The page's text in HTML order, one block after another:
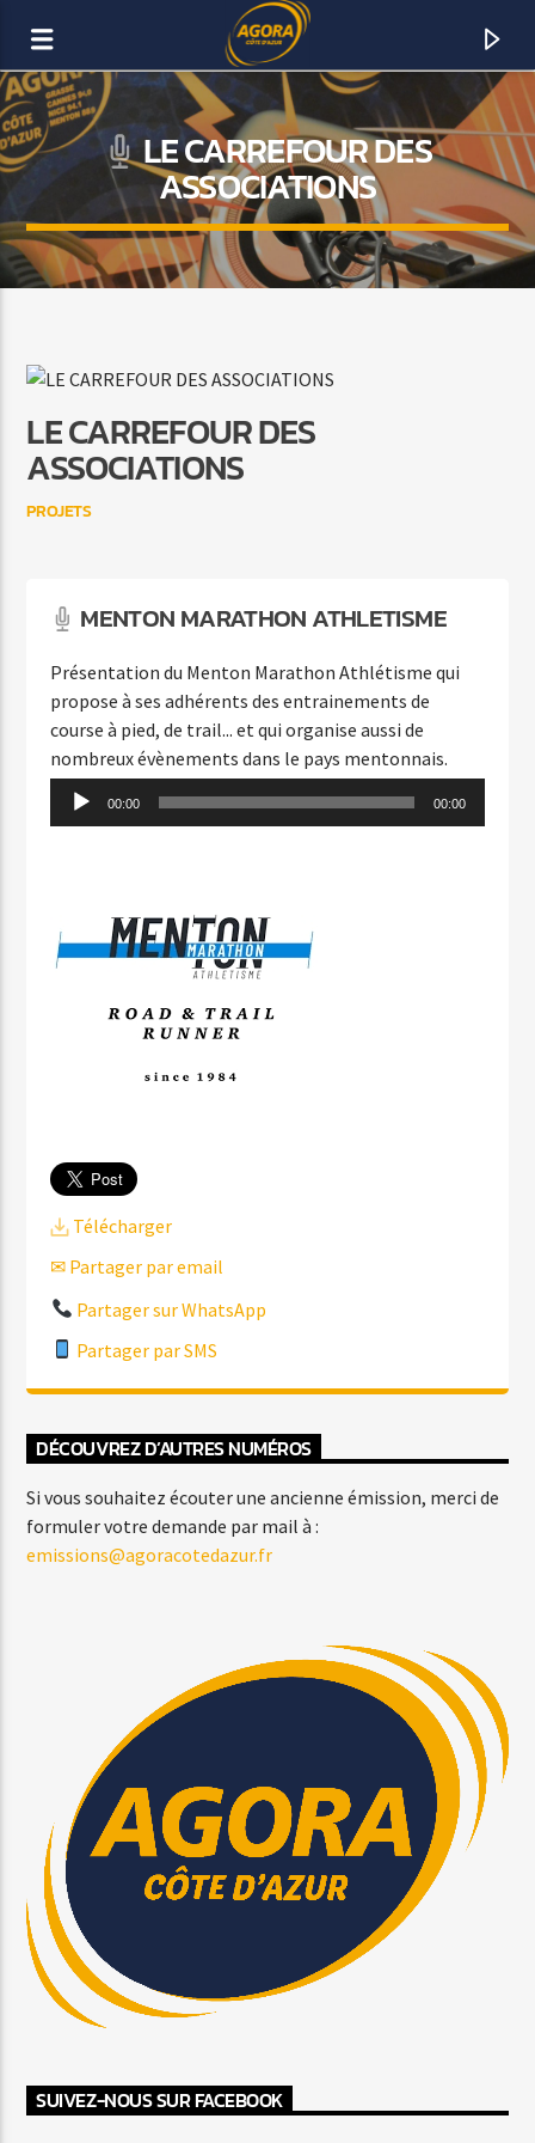
AGORA CÔTE D’AZUR
DAB+
Agora Côte d’Azur
LE CARREFOUR DES
ASSOCIATIONS
LE CARREFOUR DES
ASSOCIATIONS
PROJETS
MENTON MARATHON ATHLETISME
Présentation du Menton Marathon Athlétisme qui
propose à ses adhérents des entrainements de
course à pied, de trail... et qui organise aussi de
nombreux évènements dans le pays mentonnais.
Lecteur 00:00 00:00
Télécharger
✉ Partager par email
Partager sur WhatsApp
Partager par SMS
DÉCOUVREZ D’AUTRES NUMÉROS
Si vous souhaitez écouter une ancienne émission, merci de
formuler votre demande par mail à :
emissions@agoracotedazur.fr
SUIVEZ-NOUS SUR FACEBOOK